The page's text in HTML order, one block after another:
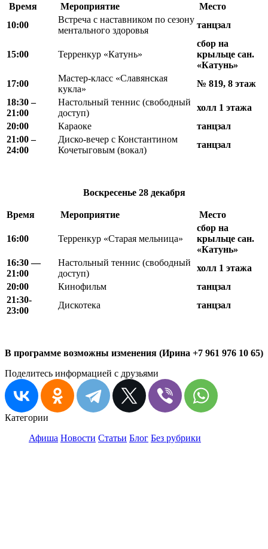
Время Мероприятие
Место
10:00
Встреча с наставником по сезону
ментального здоровья
танцзал
15:00 Терренкур «Катунь»
сбор на
крыльце сан.
«Катунь»
17:00
Мастер-класс «Славянская
кукла»
№ 819, 8 этаж
18:30 –
21:00
Настольный теннис (свободный
доступ)
холл 1 этажа
20:00
Караоке
танцзал
21:00 –
24:00
Диско-вечер с Константином
Кочетыговым (вокал)
танцзал
Воскресенье28 декабря
Время Мероприятие Место
16:00 Терренкур «Старая мельница»
сбор на
крыльце сан.
«Катунь»
16:30 —
21:00
Настольный теннис (свободный
доступ)
холл 1 этажа
20:00 Кинофильм
танцзал
21:30-
23:00
Дискотека танцзал
В программе возможны изменения (Ирина +7 961 976 10 65)
Поделитесь информацией с друзьями
Категории
Афиша Новости Статьи Блог Без рубрики